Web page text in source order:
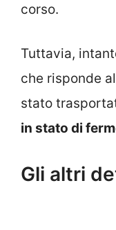
corso.
Tuttavia,
che risponde
stato
in stato di
Gli altri